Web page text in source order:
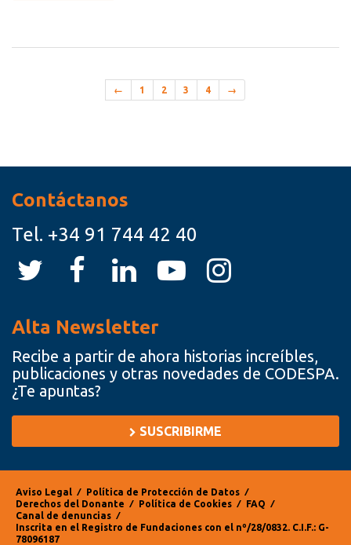
← 1 2 3 4 →
Contáctanos
Tel. +34 91 744 42 40
Alta Newsletter
Recibe a partir de ahora historias increíbles,
publicaciones y otras novedades de CODESPA.
¿Te apuntas?
SUSCRIBIRME
Aviso Legal ⁄ Política de Protección de Datos
⁄
Derechos del Donante
⁄ Política de Cookies ⁄ FAQ
⁄
Canal de denuncias
⁄
Inscrita en el Registro de Fundaciones con el nº/28/0832. C.I.F.: G-
78096187